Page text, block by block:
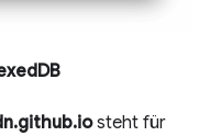
steht für